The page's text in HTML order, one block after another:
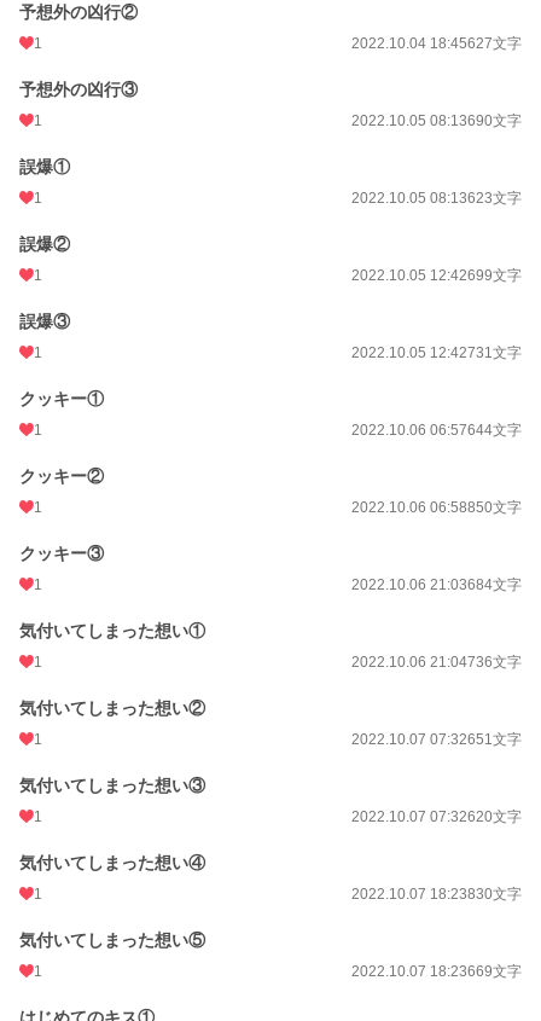
予想外の凶行②
1 2022.10.04 18:45627文字
予想外の凶行③
1 2022.10.05 08:13690文字
誤爆①
1 2022.10.05 08:13623文字
誤爆②
1 2022.10.05 12:42699文字
誤爆③
1 2022.10.05 12:42731文字
クッキー①
1 2022.10.06 06:57644文字
クッキー②
1 2022.10.06 06:58850文字
クッキー③
1 2022.10.06 21:03684文字
気付いてしまった想い①
1 2022.10.06 21:04736文字
気付いてしまった想い②
1 2022.10.07 07:32651文字
気付いてしまった想い③
1 2022.10.07 07:32620文字
気付いてしまった想い④
1 2022.10.07 18:23830文字
気付いてしまった想い⑤
1 2022.10.07 18:23669文字